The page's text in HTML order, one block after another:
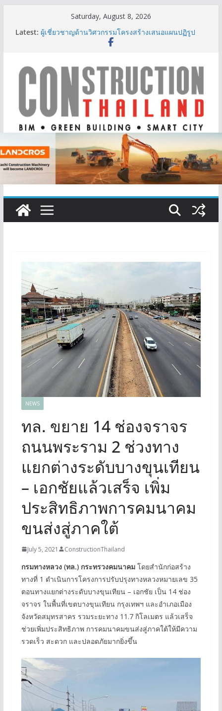
Saturday, August 8, 2026
Latest: ผู้เชี่ยวชาญด้านวิศวกรรมโครงสร้างเสนอแผนปฏิรูป
มาตรฐานตั้งแต่การออกแบบถึงการตรวจสอบอาคารไทย
เติบโต 377% ชี้ดีมานด์ภูเก็ตยังแกร่ง
BCT Expo 2026 ชูแนวคิด “Empowering Net Zero in
Construction & Mining” ขับเคลื่อนอุตสาหกรรม
ก่อสร้างและเหมืองแร่สู่สังคมคาร์บอนต่ำอย่างยั่งยืน
ลลิล พร็อพเพอร์ตี้ ก้าวสู่ปีที่ 40 ยึดลูกค้าเป็นศูนย์กลาง
IHG Hotels & Resorts เปิดตัว ฮอลิเดย์ อินน์ เอ็กซ์เพรส
อ่าวนางแห่งแรกในกระบี่
NEWS
ทล. ขยาย 14 ช่องจราจร
ถนนพระราม 2 ช่วงทาง
แยกต่างระดับบางขุนเทียน
– เอกชัยแล้วเสร็จ เพิ่ม
ประสิทธิภาพการคมนาคม
ขนส่งสู่ภาคใต้
July 5, 2021 ConstructionThailand
กรมทางหลวง (ทล.) กระทรวงคมนาคมโดยสำนักก่อสร้าง
ทางที่ 1 ดำเนินการโครงการปรับปรุงทางหลวงหมายเลข 35
ตอนทางแยกต่างระดับบางขุนเทียน – เอกชัย เป็น 14 ช่อง
จราจร ในพื้นที่เขตบางขุนเทียน กรุงเทพฯ และอำเภอเมือง
จังหวัดสมุทรสาคร รวมระยะทาง 11.7 กิโลเมตร แล้วเสร็จ
ช่วยเพิ่มประสิทธิภาพ การคมนาคมขนส่งสู่ภาคใต้ให้มีความ
รวดเร็ว สะดวก และปลอดภัยมากยิ่งขึ้น